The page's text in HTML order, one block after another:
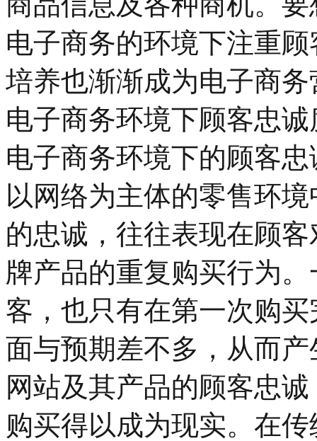
电子商务的环境下注重
培养也渐渐成为电子商
电子商务环境下顾客忠
电子商务环境下的顾客
以网络为主体的零售环
的忠诚，往往表现在顾
牌产品的重复购买行为
客，也只有在第一次购
面与预期差不多，从而
网站及其产品的顾客忠
购买得以成为现实。在